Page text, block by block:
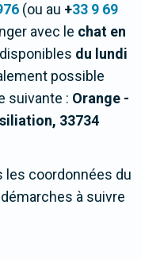
(ou au +33 9 69
avec le chat en
du lundi
possible
suivante : Orange -
33734
les coordonnées du
à suivre